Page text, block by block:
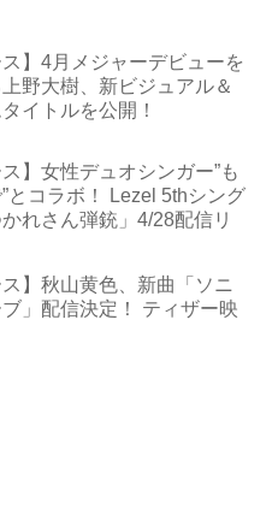
ス】4月メジャーデビューを
野大樹、新ビジュアル＆
イトルを公開！
ス】女性デュオシンガー”も
とコラボ！ Lezel 5thシング
れさん弾銃」4/28配信リ
ス】秋山黄色、新曲「ソニ
」配信決定！ ティザー映